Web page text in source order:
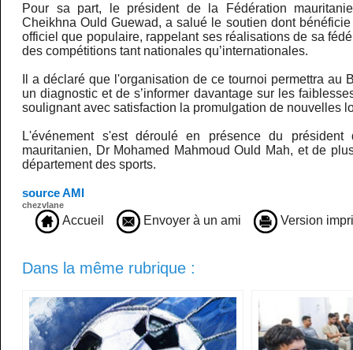
Pour sa part, le président de la Fédération
Cheikhna Ould Guewad, a salué le soutien dont
officiel que populaire, rappelant ses réalisations de sa
des compétitions tant nationales qu’internationales.
Il a déclaré que l'organisation de ce tournoi permettra au
un diagnostic et de s’informer davantage sur les
soulignant avec satisfaction la promulgation de nouvelles
L'événement s'est déroulé en présence du président
mauritanien, Dr Mohamed Mahmoud Ould Mah, et de
département des sports.
source AMI
chezvlane
Accueil Envoyer à un ami Version
Dans la même rubrique :